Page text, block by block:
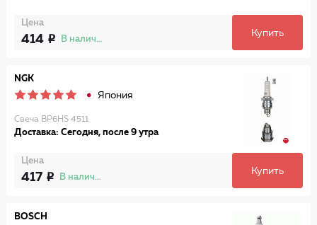
Цена
414 В наличии
Купить
NGK
Япония
Свеча BP6HS 4511
Доставка: Сегодня, после 9 утра
Цена
417 В наличии
Купить
BOSCH